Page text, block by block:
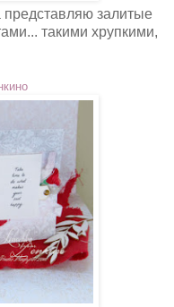
представляю залитые
такими хрупкими,